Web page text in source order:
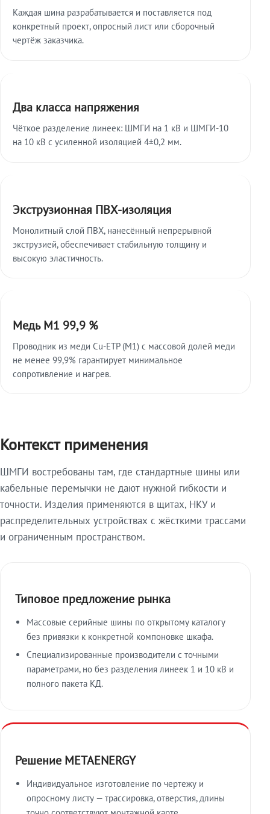
Каждая шина разрабатывается и поставляется под
конкретный проект, опросный лист или сборочный
чертёж заказчика.
Два класса напряжения
Чёткое разделение линеек: ШМГИ на 1 кВ и ШМГИ-10
на 10 кВ с усиленной изоляцией 4±0,2 мм.
Экструзионная ПВХ-изоляция
Монолитный слой ПВХ, нанесённый непрерывной
экструзией, обеспечивает стабильную толщину и
высокую эластичность.
Медь М1 99,9 %
Проводник из меди Cu-ETP (M1) с массовой долей меди
не менее 99,9% гарантирует минимальное
сопротивление и нагрев.
Контекст применения
ШМГИ востребованы там, где стандартные шины или
кабельные перемычки не дают нужной гибкости и
точности. Изделия применяются в щитах, НКУ и
распределительных устройствах с жёсткими трассами
и ограниченным пространством.
Типовое предложение рынка
Массовые серийные шины по открытому каталогу
без привязки к конкретной компоновке шкафа.
Специализированные производители с точными
параметрами, но без разделения линеек 1 и 10 кВ и
полного пакета КД.
Решение METAENERGY
Индивидуальное изготовление по чертежу и
опросному листу — трассировка, отверстия, длины